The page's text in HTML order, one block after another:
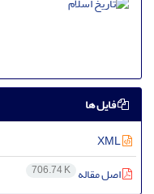
فایل ها
اصل مقاله 706.74 K